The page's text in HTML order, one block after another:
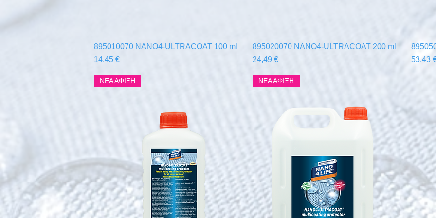
Γρήγορη προβολή
895010070 NANO4-ULTRACOAT 100 ml
Τιμή
14,45 €
Γρήγορη προβολή
895020070 NANO4-ULTRACOAT 200 ml
Τιμή
24,49 €
Τιμή
53,43
ΝΕΑ ΑΦΙΞΗ ΝΕΑ ΑΦΙΞΗ